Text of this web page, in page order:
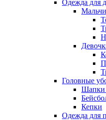
Одежда для
Головные
Кепки
Одежда для